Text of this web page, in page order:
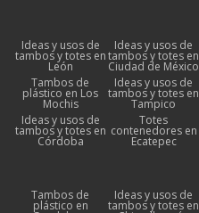
Ideas y usos de
tambos y totes en
León
Ideas y usos de
tambos y totes en
Ciudad de México
Tambos de
plástico en Los
Mochis
Ideas y usos de
tambos y totes en
Tampico
Ideas y usos de
tambos y totes en
Córdoba
Totes
contenedores en
Ecatepec
Tambos de
plástico en
Ideas y usos de
tambos y totes en